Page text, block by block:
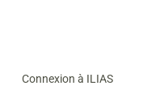
Connexion à ILIAS